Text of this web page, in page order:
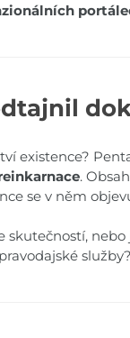
existence?
.
se v něm
skutečností,
služby?